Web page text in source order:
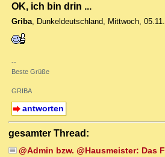
OK, ich bin drin ...
Griba, Dunkeldeutschland, Mittwoch,
--
Beste Grüße
GRIBA
antworten
gesamter Thread:
@Admin bzw. @Hausmeister: